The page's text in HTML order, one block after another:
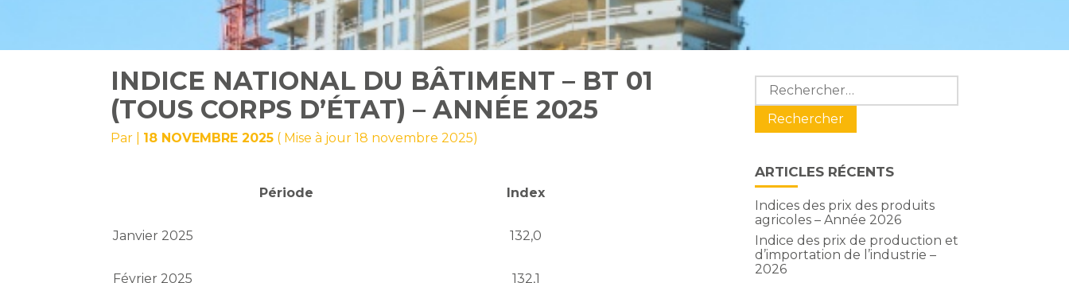
INDICE NATIONAL DU BÂTIMENT – BT 01
(TOUS CORPS D’ÉTAT) – ANNÉE 2025
Par 18 NOVEMBRE 2025 ( Mise à jour 18 novembre 2025)
Période Index
Janvier 2025 132,0
Février 2025 132,1
Blog
sidebar
Rechercher :
ARTICLES RÉCENTS
Indices des prix des produits
agricoles – Année 2026
Indice des prix de production et
d’importation de l’industrie –
2026